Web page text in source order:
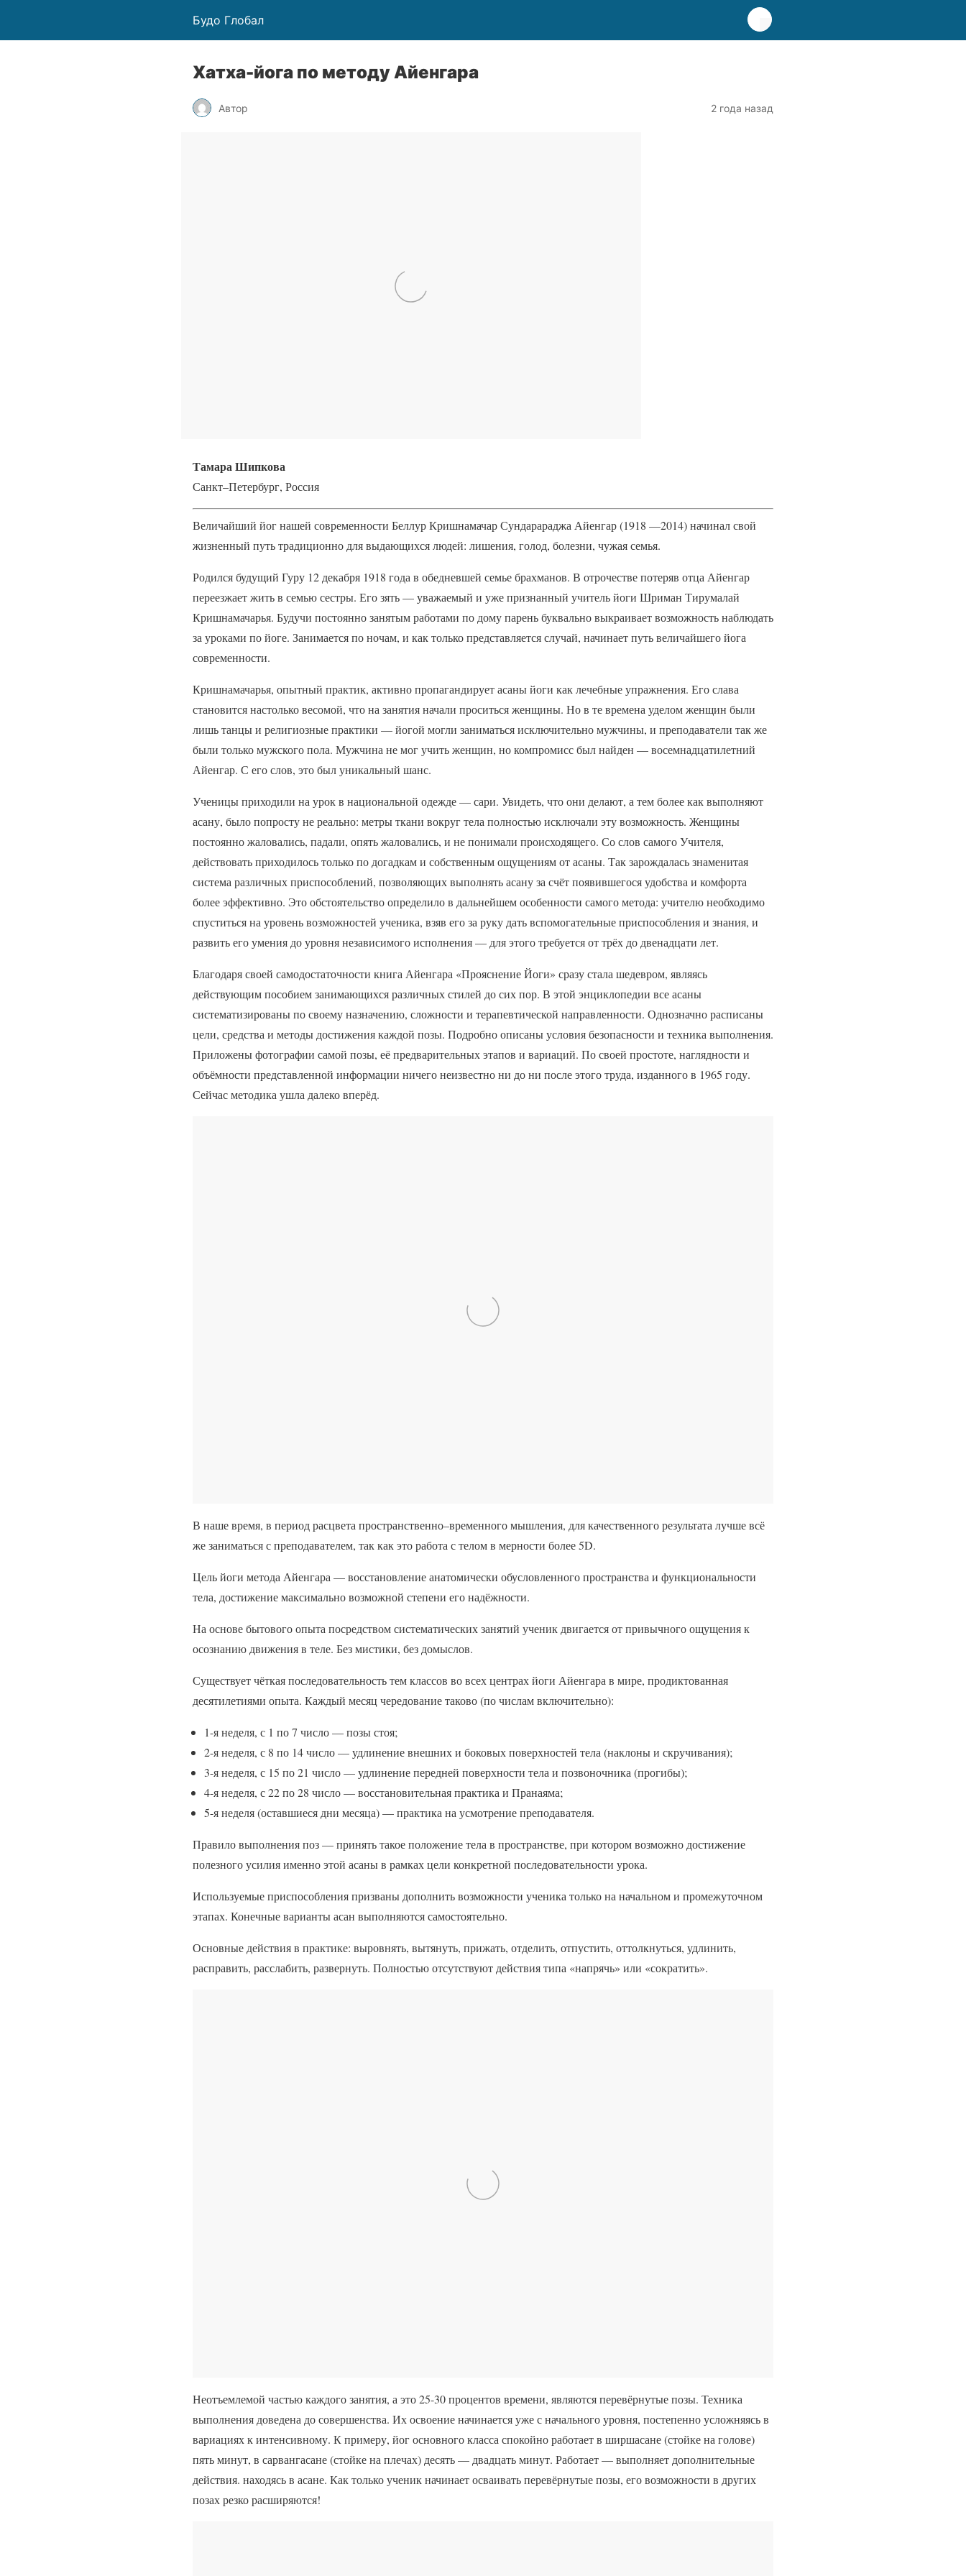
Будо Глобал
Хатха-йога по методу Айенгара
Автор 2 года назад
Тамара Шипкова
Санкт–Петербург, Россия
Величайший йог нашей современности Беллур Кришнамачар Сундарараджа Айенгар (1918 —2014) начинал свой
жизненный путь традиционно для выдающихся людей: лишения, голод, болезни, чужая семья.
Родился будущий Гуру 12 декабря 1918 года в обедневшей семье брахманов. В отрочестве потеряв отца Айенгар
переезжает жить в семью сестры. Его зять — уважаемый и уже признанный учитель йоги Шриман Тирумалай
Кришнамачарья. Будучи постоянно занятым работами по дому парень буквально выкраивает возможность наблюдать
за уроками по йоге. Занимается по ночам, и как только представляется случай, начинает путь величайшего йога
современности.
Кришнамачарья, опытный практик, активно пропагандирует асаны йоги как лечебные упражнения. Его слава
становится настолько весомой, что на занятия начали проситься женщины. Но в те времена уделом женщин были
лишь танцы и религиозные практики — йогой могли заниматься исключительно мужчины, и преподаватели так же
были только мужского пола. Мужчина не мог учить женщин, но компромисс был найден — восемнадцатилетний
Айенгар. С его слов, это был уникальный шанс.
Ученицы приходили на урок в национальной одежде — сари. Увидеть, что они делают, а тем более как выполняют
асану, было попросту не реально: метры ткани вокруг тела полностью исключали эту возможность. Женщины
постоянно жаловались, падали, опять жаловались, и не понимали происходящего. Со слов самого Учителя,
действовать приходилось только по догадкам и собственным ощущениям от асаны. Так зарождалась знаменитая
система различных приспособлений, позволяющих выполнять асану за счёт появившегося удобства и комфорта
более эффективно. Это обстоятельство определило в дальнейшем особенности самого метода: учителю необходимо
спуститься на уровень возможностей ученика, взяв его за руку дать вспомогательные приспособления и знания, и
развить его умения до уровня независимого исполнения — для этого требуется от трёх до двенадцати лет.
Благодаря своей самодостаточности книга Айенгара «Прояснение Йоги» сразу стала шедевром, являясь
действующим пособием занимающихся различных стилей до сих пор. В этой энциклопедии все асаны
систематизированы по своему назначению, сложности и терапевтической направленности. Однозначно расписаны
цели, средства и методы достижения каждой позы. Подробно описаны условия безопасности и техника выполнения.
Приложены фотографии самой позы, её предварительных этапов и вариаций. По своей простоте, наглядности и
объёмности представленной информации ничего неизвестно ни до ни после этого труда, изданного в 1965 году.
Сейчас методика ушла далеко вперёд.
В наше время, в период расцвета пространственно–временного мышления, для качественного результата лучше всё
же заниматься с преподавателем, так как это работа с телом в мерности более 5D.
Цель йоги метода Айенгара — восстановление анатомически обусловленного пространства и функциональности
тела, достижение максимально возможной степени его надёжности.
На основе бытового опыта посредством систематических занятий ученик двигается от привычного ощущения к
осознанию движения в теле. Без мистики, без домыслов.
Существует чёткая последовательность тем классов во всех центрах йоги Айенгара в мире, продиктованная
десятилетиями опыта. Каждый месяц чередование таково (по числам включительно):
1-я неделя, с 1 по 7 число — позы стоя;
2-я неделя, с 8 по 14 число — удлинение внешних и боковых поверхностей тела (наклоны и скручивания);
3-я неделя, с 15 по 21 число — удлинение передней поверхности тела и позвоночника (прогибы);
4-я неделя, с 22 по 28 число — восстановительная практика и Пранаяма;
5-я неделя (оставшиеся дни месяца) — практика на усмотрение преподавателя.
Правило выполнения поз — принять такое положение тела в пространстве, при котором возможно достижение
полезного усилия именно этой асаны в рамках цели конкретной последовательности урока.
Используемые приспособления призваны дополнить возможности ученика только на начальном и промежуточном
этапах. Конечные варианты асан выполняются самостоятельно.
Основные действия в практике: выровнять, вытянуть, прижать, отделить, отпустить, оттолкнуться, удлинить,
расправить, расслабить, развернуть. Полностью отсутствуют действия типа «напрячь» или «сократить».
Неотъемлемой частью каждого занятия, а это 25-30 процентов времени, являются перевёрнутые позы. Техника
выполнения доведена до совершенства. Их освоение начинается уже с начального уровня, постепенно усложняясь в
вариациях к интенсивному. К примеру, йог основного класса спокойно работает в ширшасане (стойке на голове)
пять минут, в сарвангасане (стойке на плечах) десять — двадцать минут. Работает — выполняет дополнительные
действия. находясь в асане. Как только ученик начинает осваивать перевёрнутые позы, его возможности в других
позах резко расширяются!